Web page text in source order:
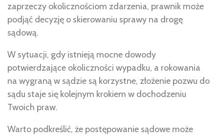
zaprzeczy okolicznościom zdarzenia, prawnik może
podjąć decyzję o skierowaniu sprawy na drogę
sądową.
W sytuacji, gdy istnieją mocne dowody
potwierdzające okoliczności wypadku, a rokowania
na wygraną w sądzie są korzystne, złożenie pozwu do
sądu staje się kolejnym krokiem w dochodzeniu
Twoich praw.
Warto podkreślić, że postępowanie sądowe może